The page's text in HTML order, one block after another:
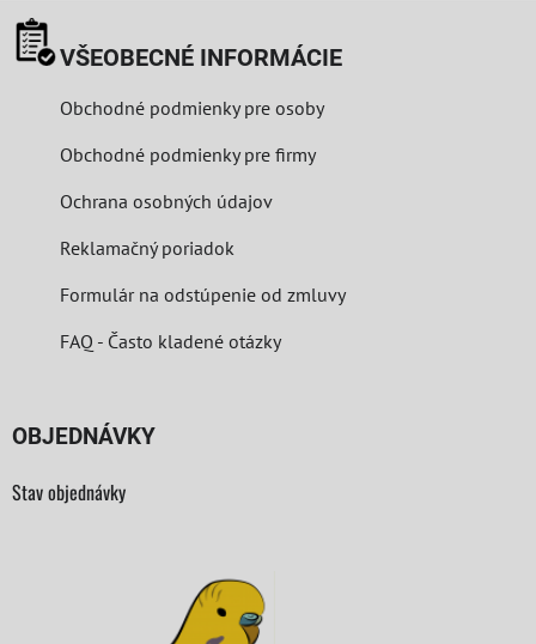
VŠEOBECNÉ INFORMÁCIE
Obchodné podmienky pre osoby
Obchodné podmienky pre firmy
Ochrana osobných údajov
Reklamačný poriadok
Formulár na odstúpenie od zmluvy
FAQ - Často kladené otázky
OBJEDNÁVKY
Stav objednávky